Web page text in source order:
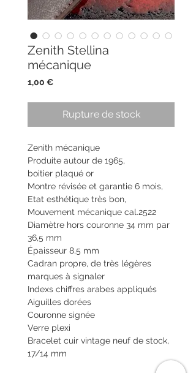
Zenith Stellina
mécanique
1,00 €Prix
Rupture de stock
Zenith mécanique
Produite autour de 1965,
boitier plaqué or
Montre révisée et garantie 6 mois,
Etat esthétique très bon,
Mouvement mécanique cal.2522
Diamètre hors couronne 34 mm par
36,5 mm
Épaisseur 8,5 mm
Cadran propre, de très légères
marques à signaler
Indexs chiffres arabes appliqués
Aiguilles dorées
Couronne signée
Verre plexi
Bracelet cuir vintage neuf de stock,
17/14 mm